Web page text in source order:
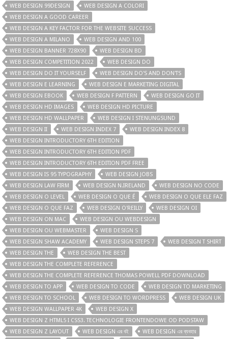
WEB DESIGN 99DESIGN
WEB DESIGN A COLORI
WEB DESIGN A GOOD CAREER
WEB DESIGN A KEY FACTOR FOR THE WEBSITE SUCCESS
WEB DESIGN A MILANO
WEB DESIGN AND 100
WEB DESIGN BANNER 728X90
WEB DESIGN BD
WEB DESIGN COMPETITION 2022
WEB DESIGN DO
WEB DESIGN DO IT YOURSELF
WEB DESIGN DO'S AND DON'TS
WEB DESIGN E LEARNING
WEB DESIGN E MARKETING DIGITAL
WEB DESIGN EBOOK
WEB DESIGN F PATTERN
WEB DESIGN GO IT
WEB DESIGN HD IMAGES
WEB DESIGN HD PICTURE
WEB DESIGN HD WALLPAPER
WEB DESIGN I STENUNGSUND
WEB DESIGN II
WEB DESIGN INDEX 7
WEB DESIGN INDEX 8
WEB DESIGN INTRODUCTORY 6TH EDITION
WEB DESIGN INTRODUCTORY 6TH EDITION PDF
WEB DESIGN INTRODUCTORY 6TH EDITION PDF FREE
WEB DESIGN IS 95 TYPOGRAPHY
WEB DESIGN JOBS
WEB DESIGN LAW FIRM
WEB DESIGN N.IRELAND
WEB DESIGN NO CODE
WEB DESIGN O LEVEL
WEB DESIGN O QUE É
WEB DESIGN O QUE ELE FAZ
WEB DESIGN O QUE FAZ
WEB DESIGN O'REILLY
WEB DESIGN OI
WEB DESIGN ON MAC
WEB DESIGN OU WEBDESIGN
WEB DESIGN OU WEBMASTER
WEB DESIGN S
WEB DESIGN SHAW ACADEMY
WEB DESIGN STEPS 7
WEB DESIGN T SHIRT
WEB DESIGN THE
WEB DESIGN THE BEST
WEB DESIGN THE COMPLETE REFERENCE
WEB DESIGN THE COMPLETE REFERENCE THOMAS POWELL PDF DOWNLOAD
WEB DESIGN TO APP
WEB DESIGN TO CODE
WEB DESIGN TO MARKETING
WEB DESIGN TO SCHOOL
WEB DESIGN TO WORDPRESS
WEB DESIGN UK
WEB DESIGN WALLPAPER 4K
WEB DESIGN X
WEB DESIGN Z HTML5 I CSS3. TECHNOLOGIE FRONTENDOWE OD PODSTAW
WEB DESIGN Z LAYOUT
WEB DESIGN এর বই
WEB DESIGN এর ব্যবহার